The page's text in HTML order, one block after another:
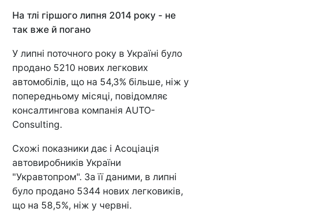
На тлі гіршого липня 2014 року - не
так вже й погано
У липні поточного року в Україні було
продано 5210 нових легкових
автомобілів, що на 54,3% більше, ніж у
попередньому місяці, повідомляє
консалтингова компанія AUTO-
Consulting.
Схожі показники дає і Асоціація
автовиробників України
"Укравтопром". За її даними, в липні
було продано 5344 нових легковиків,
що на 58,5%, ніж у червні.